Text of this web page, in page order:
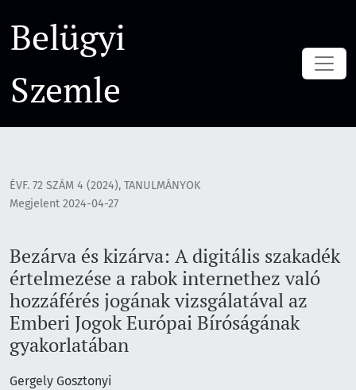
Belügyi
Szemle
ÉVF. 72 SZÁM 4 (2024), TANULMÁNYOK
Bezárva és kizárva: A digitális szakadék
értelmezése a rabok internethez való
hozzáférés jogának vizsgálatával az
Emberi Jogok Európai Bíróságának
gyakorlatában
Megjelent 2024-04-27
Gergely Gosztonyi